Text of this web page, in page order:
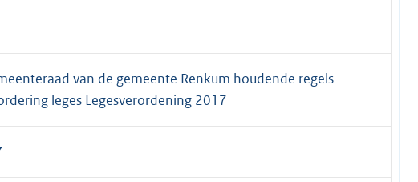
van de gemeente Renkum houdende regels
leges Legesverordening 2017